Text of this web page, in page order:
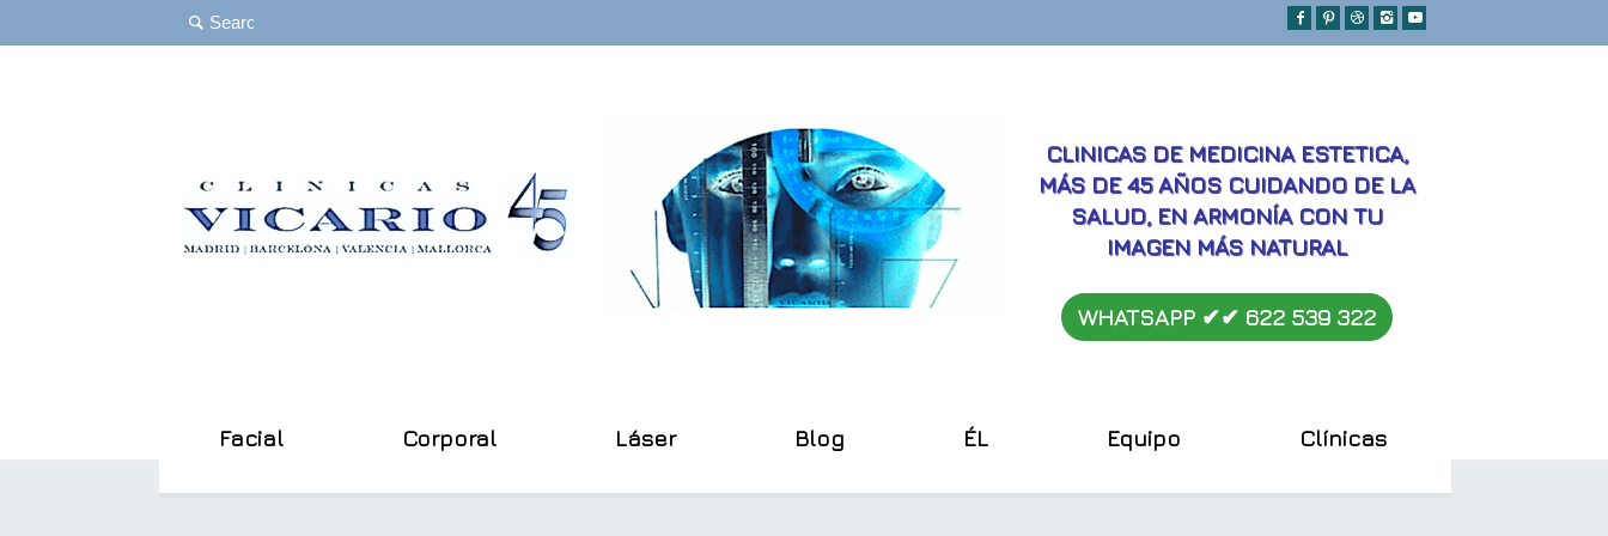
CLINICAS DE MEDICINA ESTETICA,
MÁS DE 45 AÑOS CUIDANDO DE LA
SALUD, EN ARMONÍA CON TU
IMAGEN MÁS NATURAL
WHATSAPP ✔︎✔︎ 622 539 322
Facial Corporal Láser Blog ÉL Equipo Clínicas